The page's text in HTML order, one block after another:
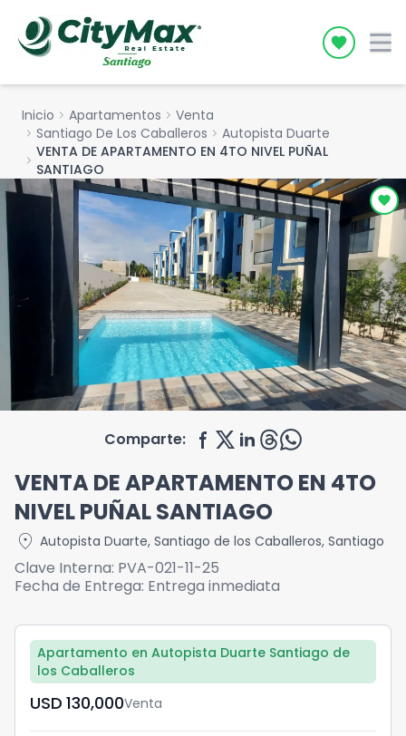
Icon
Inicio chevron_right Apartamentos chevron_right Venta
chevron_right Santiago De Los Caballeros chevron_right Autopista Duarte
chevron_right VENTA DE APARTAMENTO EN 4TO NIVEL PUÑAL
SANTIAGO
Comparte:
VENTA DE APARTAMENTO EN 4TO
NIVEL PUÑAL SANTIAGO
location_on Autopista Duarte, Santiago de los Caballeros, Santiago
Clave Interna: PVA-021-11-25
Fecha de Entrega: Entrega inmediata
Apartamento en Autopista Duarte Santiago de
los Caballeros
USD	130,000Venta